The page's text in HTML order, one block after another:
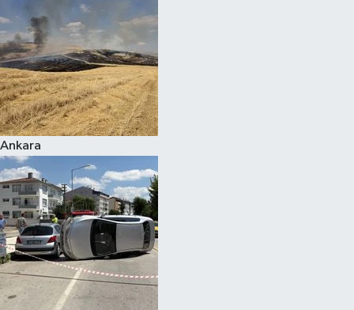
Ankara
Kültür Sanat
Sağlık
Siyaset
Teknoloji
Televizyon
Yaşam-Çevre